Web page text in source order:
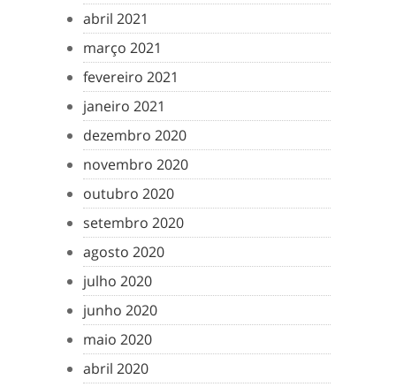
abril 2021
março 2021
fevereiro 2021
janeiro 2021
dezembro 2020
novembro 2020
outubro 2020
setembro 2020
agosto 2020
julho 2020
junho 2020
maio 2020
abril 2020